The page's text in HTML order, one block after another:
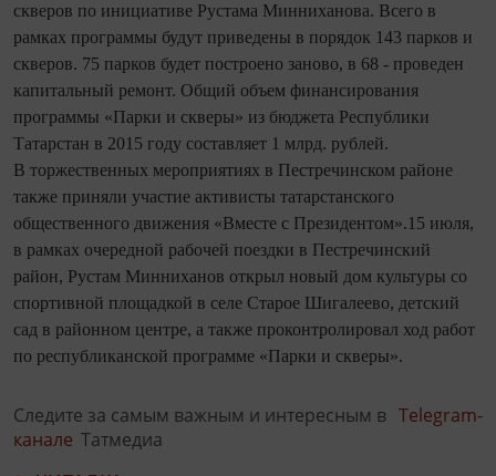
скверов по инициативе Рустама Минниханова. Всего в
рамках программы будут приведены в порядок 143 парков и
скверов. 75 парков будет построено заново, в 68 - проведен
капитальный ремонт. Общий объем финансирования
программы «Парки и скверы» из бюджета Республики
Татарстан в 2015 году составляет 1 млрд. рублей.
В торжественных мероприятиях в Пестречинском районе
также приняли участие активисты татарстанского
общественного движения «Вместе с Президентом».15 июля,
в рамках очередной рабочей поездки в Пестречинский
район, Рустам Минниханов открыл новый дом культуры со
спортивной площадкой в селе Старое Шигалеево, детский
сад в районном центре, а также проконтролировал ход работ
по республиканской программе «Парки и скверы».
Следите за самым важным и интересным в Telegram-
канале Татмедиа